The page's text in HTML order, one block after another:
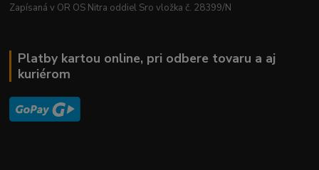
Zapísaná v OR OS Nitra oddiel Sro vložka č. 28399/N
Platby kartou online, pri odbere tovaru a aj
kuriérom